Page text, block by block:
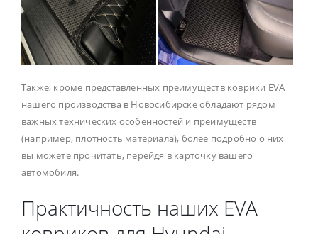
Также, кроме представленных преимуществ коврики EVA
нашего производства в Новосибирске обладают рядом
важных технических особенностей и преимуществ
(например, плотность материала), более подробно о них
вы можете прочитать, перейдя в карточку вашего
автомобиля.
Практичность наших EVA